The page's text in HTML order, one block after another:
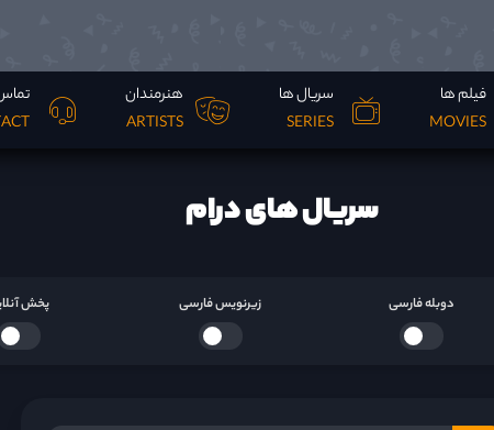
فیلم ها
MOVIES
سریال ها
SERIES
هنرمندان
ARTISTS
سریال های درام
دوبله فارسی زیرنویس فارسی پخش